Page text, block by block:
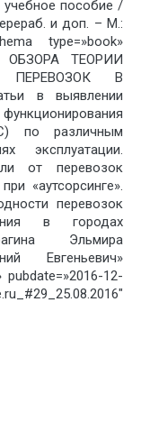
учебное пособие /
и доп. – М.:
type=»book»
ОБЗОРА ТЕОРИИ
ПЕРЕВОЗОК В
в выявлении
по различным
эксплуатации.
от перевозок
«аутсорсинге».
перевозок
в городах
Эльмира
Евгеньевич»
pubdate=»2016-12-